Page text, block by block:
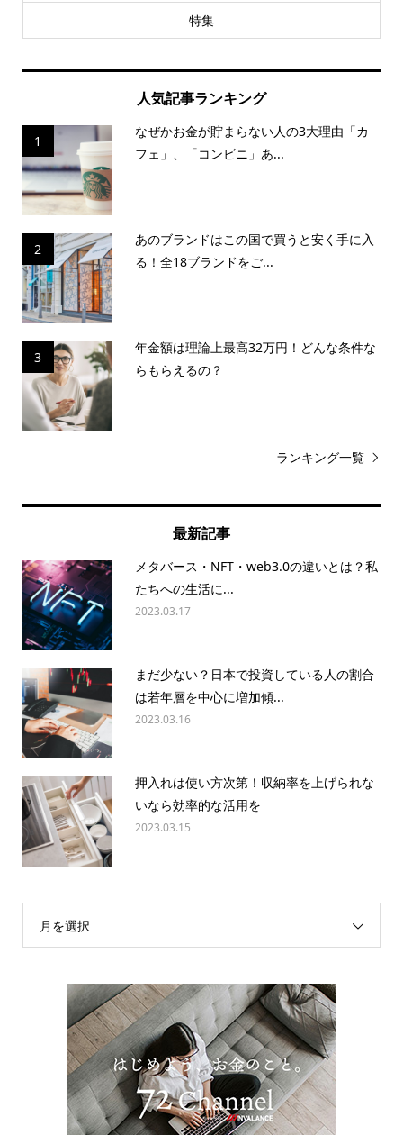
特集
人気記事ランキング
1
なぜかお金が貯まらない人の3大理由「カ
フェ」、「コンビニ」あ...
2
あのブランドはこの国で買うと安く手に入
る！全18ブランドをご...
3
年金額は理論上最高32万円！どんな条件な
らもらえるの？
ランキング一覧
最新記事
メタバース・NFT・web3.0の違いとは？私
たちへの生活に...
2023.03.17
まだ少ない？日本で投資している人の割合
は若年層を中心に増加傾...
2023.03.16
押入れは使い方次第！収納率を上げられな
いなら効率的な活用を
2023.03.15
月を選択